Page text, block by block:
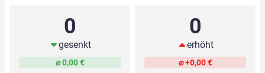
0
gesenkt
⌀ 0,00 €
0
erhöht
⌀ +0,00 €